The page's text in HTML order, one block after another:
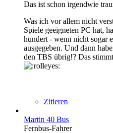
Das ist schon irgendwie
Was ich vor allem nicht
Spiele geeigneten PC hat,
hundert - wenn nicht sogar
ausgegeben. Und dann
den TBS übrig!? Das
Zitieren
Martin 40 Bus
Fernbus-Fahrer